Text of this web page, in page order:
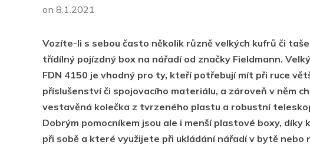
on 8.1.2021
Vozíte-li s sebou často několik různě velkých kufrů či
třídílný pojízdný box na nářadí od značky Fieldmann.
FDN 4150 je vhodný pro ty, kteří potřebují mít při ruce
příslušenství či spojovacího materiálu, a zároveň v něm
vestavěná kolečka z tvrzeného plastu a robustní
Dobrým pomocníkem jsou ale i menší plastové boxy,
při sobě a které využijete při ukládání nářadí v bytě nebo